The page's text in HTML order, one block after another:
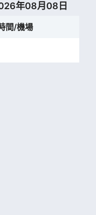
年08月08日
間/機場